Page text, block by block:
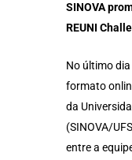
SINOVA
REUNI
No último
formato
da
(SINOVA/
entre a